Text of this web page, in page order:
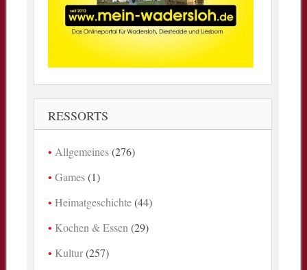
RESSORTS
Allgemeines(276)
Games(1)
Heimatgeschichte(44)
Kochen & Essen(29)
Kultur(257)